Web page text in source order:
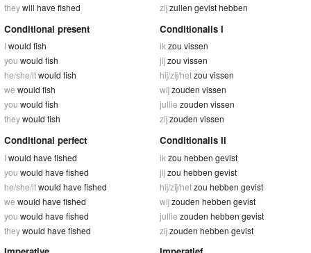
theywill have fished
zijzullen gevist hebben
Conditional present
Iwould fish
you would fish
he/she/itwould fish
we would fish
you would fish
theywould fish
Conditionalis I
ik zou vissen
jijzou vissen
hij/zij/hetzou vissen
wijzouden vissen
jullie zouden vissen
zijzouden vissen
Conditional perfect
Iwould have fished
you would have fished
he/she/itwould have fished
we would have fished
you would have fished
theywould have fished
Conditionalis II
ik zou hebben gevist
jijzou hebben gevist
hij/zij/hetzou hebben gevist
wijzouden hebben gevist
jullie zouden hebben gevist
zijzouden hebben gevist